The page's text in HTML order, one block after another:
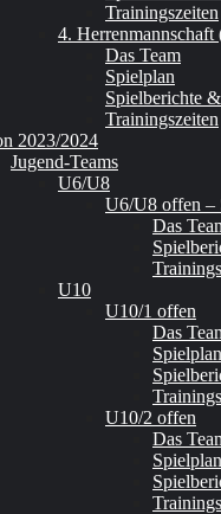
Trainingszeiten
4.
Das Team
Spielplan
Spielberichte
Trainingszeiten
2023/2024
Jugend-Teams
U6/U8
U6/U8 offen –
Das
U10
U10/1 offen
Das
Spielplan
U10/2 offen
Das
Spielplan